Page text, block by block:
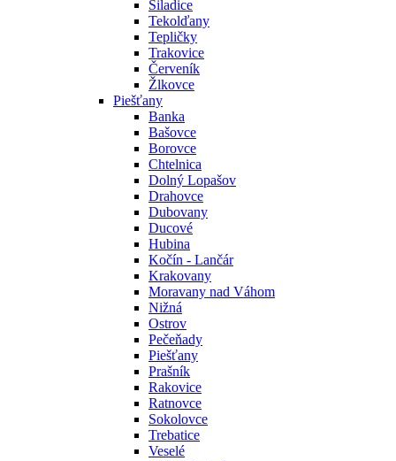
Siladice
Tekolďany
Tepličky
Trakovice
Červeník
Žlkovce
Piešťany
Banka
Bašovce
Borovce
Chtelnica
Dolný Lopašov
Drahovce
Dubovany
Ducové
Hubina
Kočín - Lančár
Krakovany
Moravany nad Váhom
Nižná
Ostrov
Pečeňady
Piešťany
Prašník
Rakovice
Ratnovce
Sokolovce
Trebatice
Veselé